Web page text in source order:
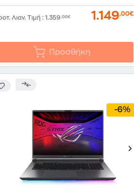
Λιαν. Τιμή:1.359,00€ 1.149,00€
Προσθήκη
-6%